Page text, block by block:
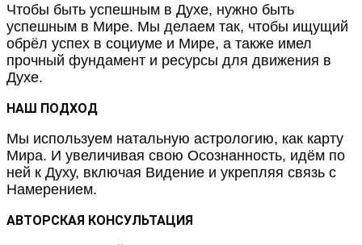
Чтобы быть успешным в Духе, нужно быть
успешным в Мире. Мы делаем так, чтобы ищущий
обрёл успех в социуме и Мире, а также имел
прочный фундамент и ресурсы для движения в
Духе.
НАШ ПОДХОД
Мы используем натальную астрологию, как карту
Мира. И увеличивая свою Осознанность, идём по
ней к Духу, включая Видение и укрепляя связь с
Намерением.
АВТОРСКАЯ КОНСУЛЬТАЦИЯ